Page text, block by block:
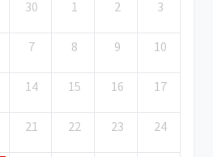
30 1 2 3
7 8 9 10
14 15 16 17
21 22 23 24